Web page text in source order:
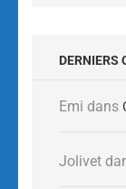
DERNIERS
Emi dans
Jolivet